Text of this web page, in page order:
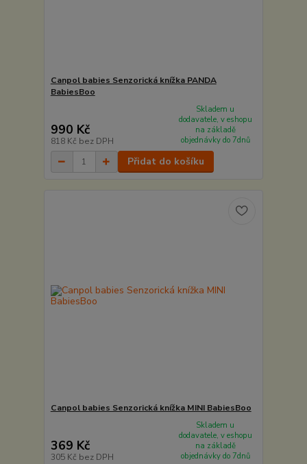
Canpol babies Senzorická knížka PANDA
BabiesBoo
990 Kč
818 Kč bez DPH
Skladem u
dodavatele, v eshopu
na základě
objednávky do 7dnů
Přidat do košíku
Canpol babies Senzorická knížka MINI BabiesBoo
369 Kč
305 Kč bez DPH
Skladem u
dodavatele, v eshopu
na základě
objednávky do 7dnů